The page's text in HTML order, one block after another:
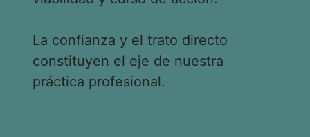
La confianza y el trato directo
constituyen el eje de nuestra
práctica profesional.